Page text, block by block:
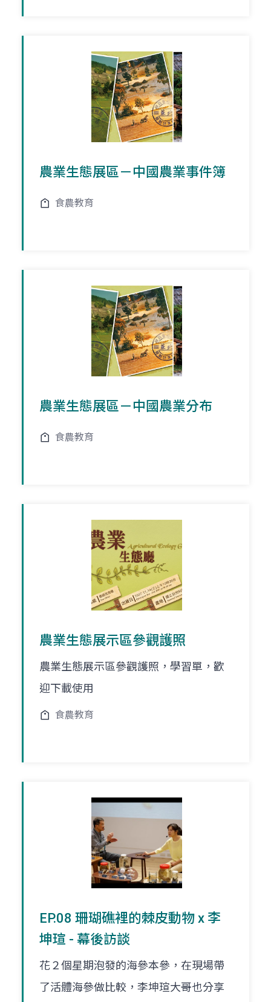
農業生態展區－中國農業事件簿
食農教育
農業生態展區－中國農業分布
食農教育
農業生態展示區參觀護照
農業生態展示區參觀護照，學習單，歡
迎下載使用
食農教育
EP.08 珊瑚礁裡的棘皮動物 x 李
坤瑄 - 幕後訪談
花２個星期泡發的海參本參，在現場帶
了活體海參做比較，李坤瑄大哥也分享